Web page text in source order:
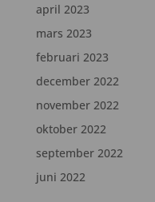
april 2023
mars 2023
februari 2023
december 2022
november 2022
oktober 2022
september 2022
juni 2022